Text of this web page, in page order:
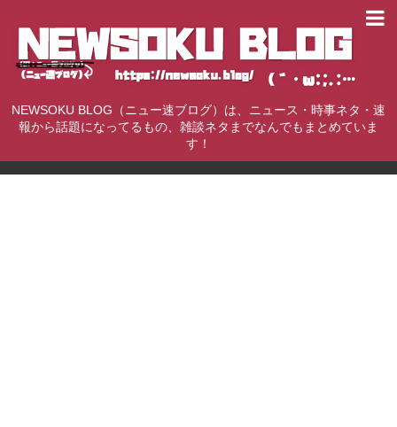
NEWSOKU BLOG（ニュー速ブログ）は、ニュース・時事ネタ・速
報から話題になってるもの、雑談ネタまでなんでもまとめていま
す！